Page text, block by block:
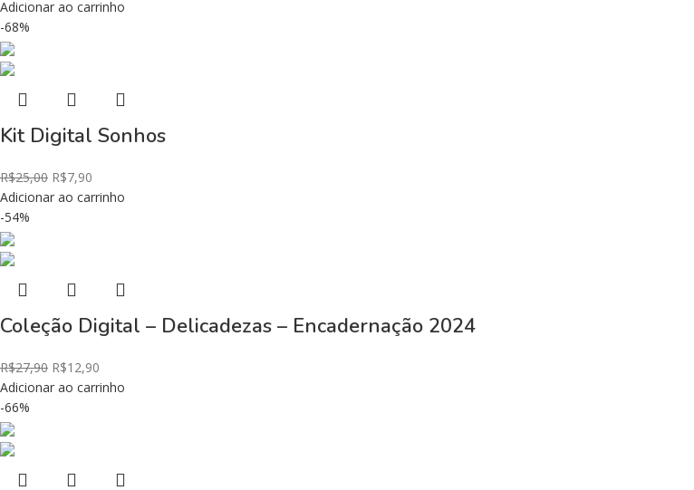
Adicionar ao carrinho
-68%
Kit Digital Sonhos
R$25,00 R$7,90
Adicionar ao carrinho
-54%
Coleção Digital – Delicadezas – Encadernação 2024
R$27,90 R$12,90
Adicionar ao carrinho
-66%